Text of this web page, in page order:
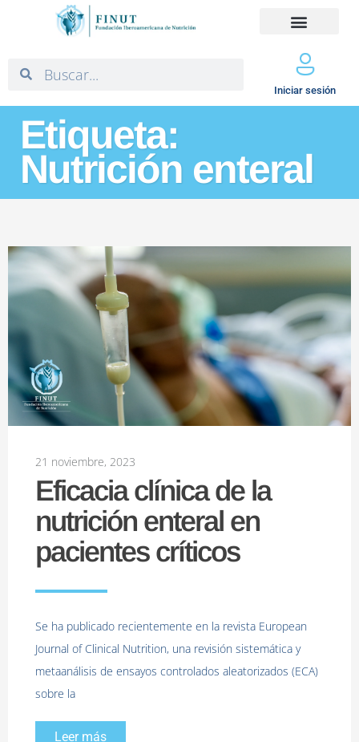
Iniciar sesión
Etiqueta:
Nutrición enteral
21 noviembre, 2023
Eficacia clínica de la
nutrición enteral en
pacientes críticos
Se ha publicado recientemente en la revista European
Journal of Clinical Nutrition, una revisión sistemática y
metaanálisis de ensayos controlados aleatorizados (ECA)
sobre la
Leer más